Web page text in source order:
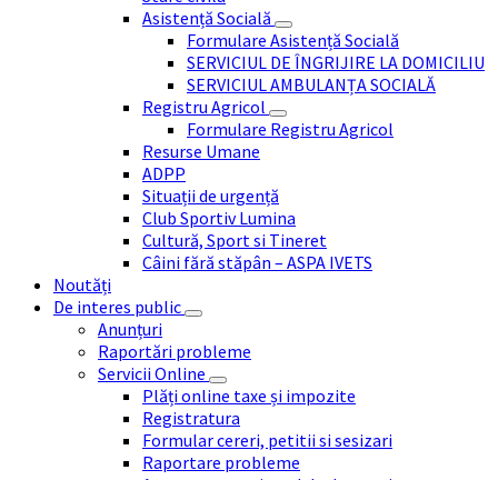
Asistență Socială
Formulare Asistență Socială
SERVICIUL DE ÎNGRIJIRE LA DOMICILIU
SERVICIUL AMBULANȚA SOCIALĂ
Registru Agricol
Formulare Registru Agricol
Resurse Umane
ADPP
Situații de urgență
Club Sportiv Lumina
Cultură, Sport si Tineret
Câini fără stăpân – ASPA IVETS
Noutăți
De interes public
Anunțuri
Raportări probleme
Servicii Online
Plăți online taxe și impozite
Registratura
Formular cereri, petitii si sesizari
Raportare probleme